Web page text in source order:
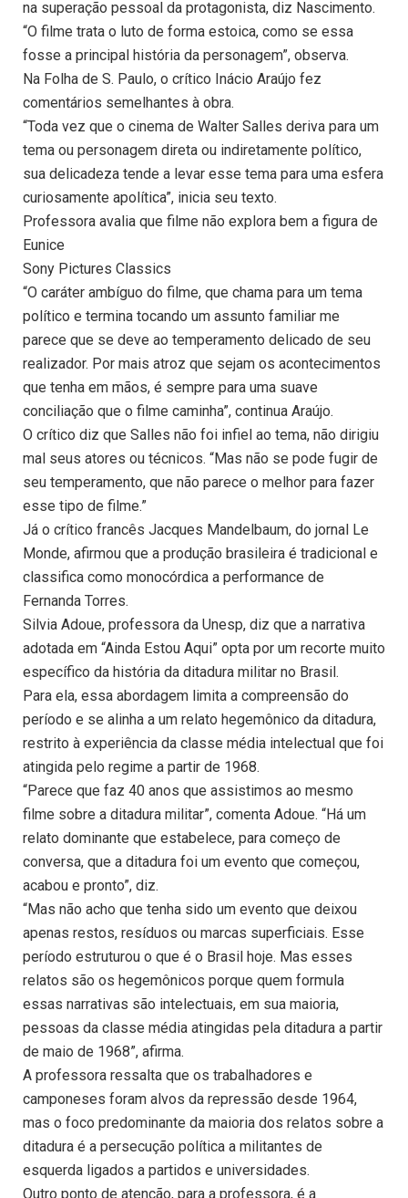
na superação pessoal da protagonista, diz Nascimento.
“O filme trata o luto de forma estoica, como se essa
fosse a principal história da personagem”, observa.
Na Folha de S. Paulo, o crítico Inácio Araújo fez
comentários semelhantes à obra.
“Toda vez que o cinema de Walter Salles deriva para um
tema ou personagem direta ou indiretamente político,
sua delicadeza tende a levar esse tema para uma esfera
curiosamente apolítica”, inicia seu texto.
Professora avalia que filme não explora bem a figura de
Eunice
Sony Pictures Classics
“O caráter ambíguo do filme, que chama para um tema
político e termina tocando um assunto familiar me
parece que se deve ao temperamento delicado de seu
realizador. Por mais atroz que sejam os acontecimentos
que tenha em mãos, é sempre para uma suave
conciliação que o filme caminha”, continua Araújo.
O crítico diz que Salles não foi infiel ao tema, não dirigiu
mal seus atores ou técnicos. “Mas não se pode fugir de
seu temperamento, que não parece o melhor para fazer
esse tipo de filme.”
Já o crítico francês Jacques Mandelbaum, do jornal Le
Monde, afirmou que a produção brasileira é tradicional e
classifica como monocórdica a performance de
Fernanda Torres.
Silvia Adoue, professora da Unesp, diz que a narrativa
adotada em “Ainda Estou Aqui” opta por um recorte muito
específico da história da ditadura militar no Brasil.
Para ela, essa abordagem limita a compreensão do
período e se alinha a um relato hegemônico da ditadura,
restrito à experiência da classe média intelectual que foi
atingida pelo regime a partir de 1968.
“Parece que faz 40 anos que assistimos ao mesmo
filme sobre a ditadura militar”, comenta Adoue. “Há um
relato dominante que estabelece, para começo de
conversa, que a ditadura foi um evento que começou,
acabou e pronto”, diz.
“Mas não acho que tenha sido um evento que deixou
apenas restos, resíduos ou marcas superficiais. Esse
período estruturou o que é o Brasil hoje. Mas esses
relatos são os hegemônicos porque quem formula
essas narrativas são intelectuais, em sua maioria,
pessoas da classe média atingidas pela ditadura a partir
de maio de 1968”, afirma.
A professora ressalta que os trabalhadores e
camponeses foram alvos da repressão desde 1964,
mas o foco predominante da maioria dos relatos sobre a
ditadura é a persecução política a militantes de
esquerda ligados a partidos e universidades.
Outro ponto de atenção, para a professora, é a